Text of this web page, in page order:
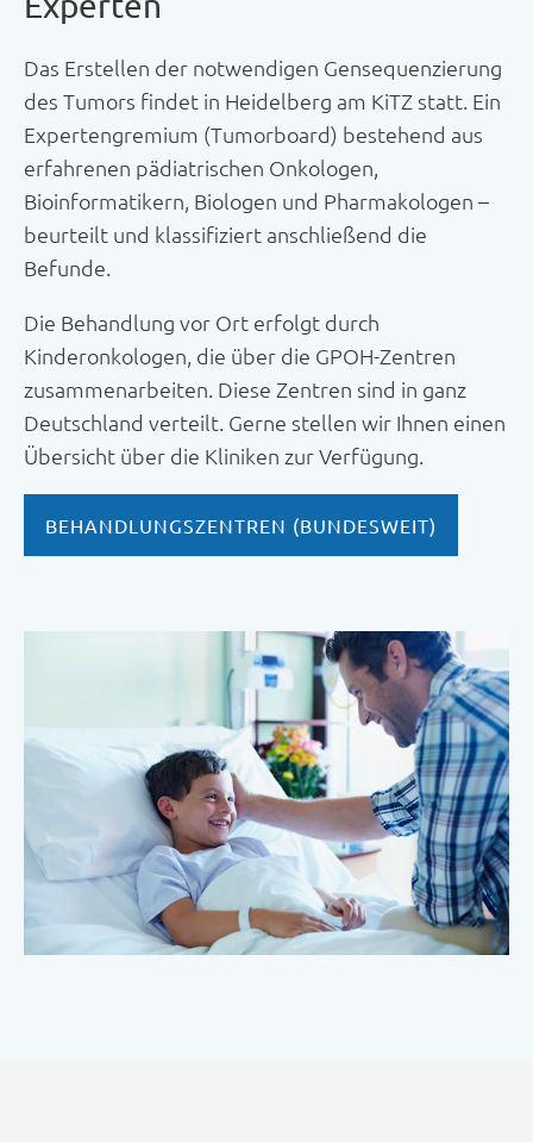
Das Erstellen der notwendigen Gensequenzierung
des Tumors findet in Heidelberg am KiTZ statt. Ein
Expertengremium (Tumorboard) bestehend aus
erfahrenen pädiatrischen Onkologen,
Bioinformatikern, Biologen und Pharmakologen –
beurteilt und klassifiziert anschließend die
Befunde.
Die Behandlung vor Ort erfolgt durch
Kinderonkologen, die über die GPOH-Zentren
zusammenarbeiten. Diese Zentren sind in ganz
Deutschland verteilt. Gerne stellen wir Ihnen einen
Übersicht über die Kliniken zur Verfügung.
BEHANDLUNGSZENTREN (BUNDESWEIT)